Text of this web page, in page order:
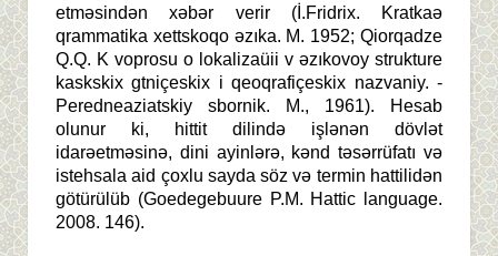
etməsindən xəbər verir (İ.Fridrix. Kratkaə
qrammatika xettskoqo əzıka. M. 1952; Qiorqadze
Q.Q. K voprosu o lokalizaüii v əzıkovoy strukture
kaskskix gtniçeskix i qeoqrafiçeskix nazvaniy. -
Peredneaziatskiy sbornik. M., 1961). Hesab
olunur ki, hittit dilində işlənən dövlət
idarəetməsinə, dini ayinlərə, kənd təsərrüfatı və
istehsala aid çoxlu sayda söz və termin hattilidən
götürülüb (Goedegebuure P.M. Hattic language.
2008. 146).